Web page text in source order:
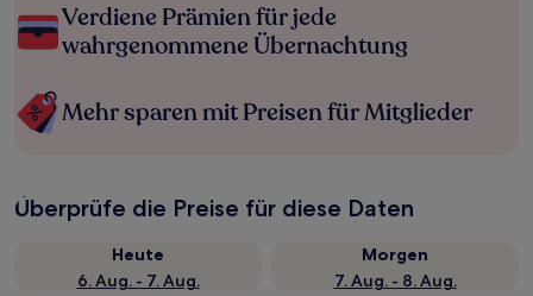
Verdiene Prämien für jede
wahrgenommene Übernachtung
Mehr sparen mit Preisen für Mitglieder
Überprüfe die Preise für diese Daten
Heute
6. Aug. - 7. Aug.
Morgen
7. Aug. - 8. Aug.